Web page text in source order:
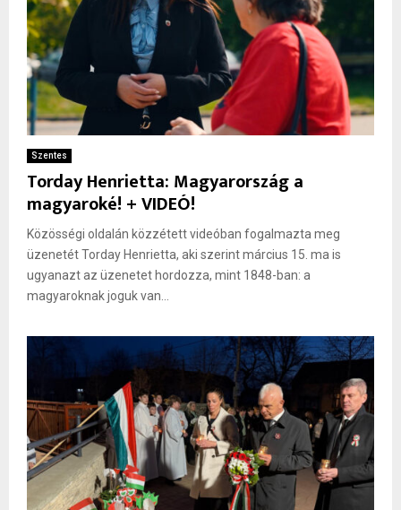
Szentes
Torday Henrietta: Magyarország a
magyaroké! + VIDEÓ!
Közösségi oldalán közzétett videóban fogalmazta meg
üzenetét Torday Henrietta, aki szerint március 15. ma is
ugyanazt az üzenetet hordozza, mint 1848-ban: a
magyaroknak joguk van...